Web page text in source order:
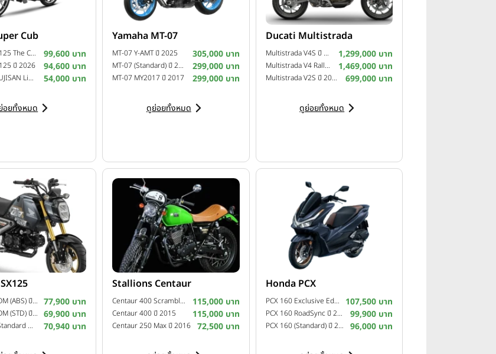
สไตล์ถึง 9 รุ่น นำโดย New Honda CUV e: และบิ๊กสกู๊ตเตอร์อย่าง New Forza750 พร้อมดีล
สุด ที่สายออโตรอคอย
. OHC 4 วาล์ว 2 สูบเรียง
เปลี่ยนเกียร์สมูทไม่ต้องกำคลัตช์
“เนียนและรวดเร็ว” ทั้งยังทำความเร็วสูงสุดในการทดสอบได้ถึง 190+ กม./ชม. (บนถนนโล่ง)
น Traction Control และ ABS
ามใจ
Cub
Super Cub C125 The Crafted Calm Custom Edition ปี 2026 99,600 บาท
ปี 2026 94,600 บาท
Super Cub FUJISAN Limited Edition ปี 2025 54,000 บาท
อยทั้งหมด
Yamaha MT-07
MT-07 Y-AMT ปี 2025 305,000 บาท
MT-07 (Standard) ปี 2025 299,000 บาท
MT-07 MY2017 ปี 2017 299,000 บาท
ดูย่อยทั้งหมด
Ducati Multistrada
Multistrada V4S ปี 2025 1,299,000 บาท
Multistrada V4 Rally ปี 2024 1,469,000 บาท
Multistrada V2S ปี 2023 699,000 บาท
ดูย่อยทั้งหมด
MSX125 GROM (ABS) ปี 2022 77,900 บาท
MSX125 GROM (STD) ปี 2022 69,900 บาท
MSX125 SF Standard MY20 ปี 2020 70,940 บาท
Stallions Centaur
Centaur 400 Scrambler ปี 2016 115,000 บาท
Centaur 400 ปี 2015 115,000 บาท
Centaur 250 Max ปี 2016 72,500 บาท
Honda PCX
PCX 160 Exclusive Edition ปี 2025 107,500 บาท
PCX 160 RoadSync ปี 2025 99,900 บาท
PCX 160 (Standard) ปี 2025 96,000 บาท